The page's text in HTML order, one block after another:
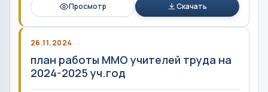
Просмотр
Скачать
26.11.2024
план работы ММО учителей труда на
2024-2025 уч.год